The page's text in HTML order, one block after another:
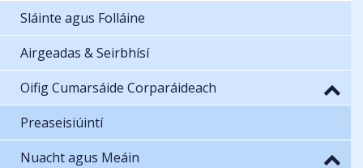
Sláinte agus Folláine
Airgeadas & Seirbhísí
Oifig Cumarsáide Corparáideach
Preaseisiúintí
Nuacht agus Meáin